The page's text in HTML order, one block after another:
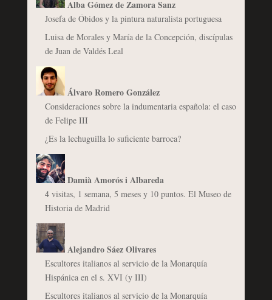
Alba Gómez de Zamora Sanz
Josefa de Óbidos y la pintura naturalista portuguesa
Luisa de Morales y María de la Concepción, discípulas
de Juan de Valdés Leal
Álvaro Romero González
Consideraciones sobre la indumentaria española: el caso
de Felipe III
¿Es la lechuguilla lo suficiente barroca?
Damià Amorós i Albareda
4 visitas, 1 semana, 5 meses y 10 puntos. El Museo de
Historia de Madrid
Alejandro Sáez Olivares
Escultores italianos al servicio de la Monarquía
Hispánica en el s. XVI (y III)
Escultores italianos al servicio de la Monarquía